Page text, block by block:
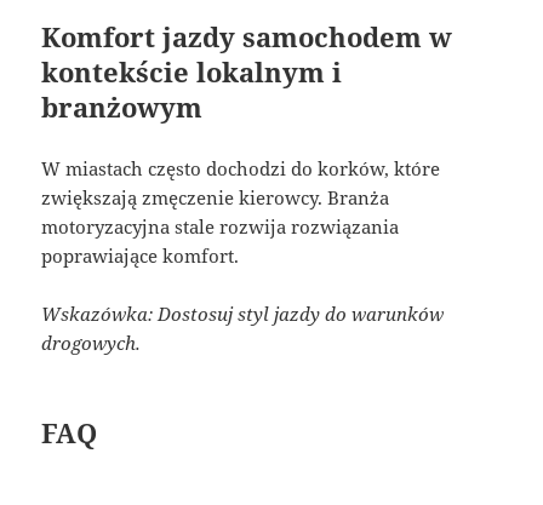
Komfort jazdy samochodem w
kontekście lokalnym i
branżowym
W miastach często dochodzi do korków, które
zwiększają zmęczenie kierowcy. Branża
motoryzacyjna stale rozwija rozwiązania
poprawiające komfort.
Wskazówka: Dostosuj styl jazdy do warunków
drogowych.
FAQ